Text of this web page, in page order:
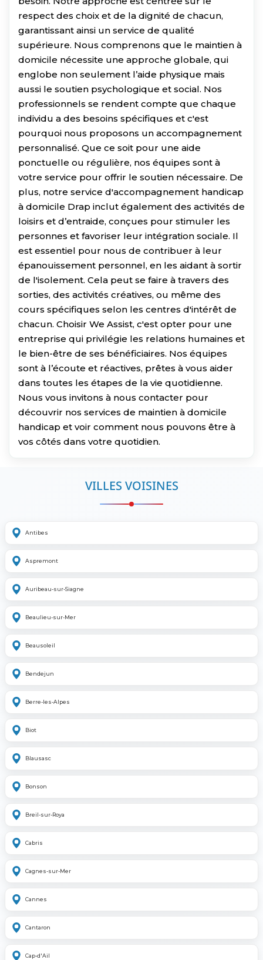
respect des choix et de la dignité de chacun,
garantissant ainsi un service de qualité
supérieure. Nous comprenons que le maintien à
domicile nécessite une approche globale, qui
englobe non seulement l’aide physique mais
aussi le soutien psychologique et social. Nos
professionnels se rendent compte que chaque
individu a des besoins spécifiques et c'est
pourquoi nous proposons un accompagnement
personnalisé. Que ce soit pour une aide
ponctuelle ou régulière, nos équipes sont à
votre service pour offrir le soutien nécessaire. De
plus, notre service d'accompagnement handicap
à domicile Drap inclut également des activités de
loisirs et d’entraide, conçues pour stimuler les
personnes et favoriser leur intégration sociale. Il
est essentiel pour nous de contribuer à leur
épanouissement personnel, en les aidant à sortir
de l'isolement. Cela peut se faire à travers des
sorties, des activités créatives, ou même des
cours spécifiques selon les centres d'intérêt de
chacun. Choisir We Assist, c'est opter pour une
entreprise qui privilégie les relations humaines et
le bien-être de ses bénéficiaires. Nos équipes
sont à l’écoute et réactives, prêtes à vous aider
dans toutes les étapes de la vie quotidienne.
Nous vous invitons à nous contacter pour
découvrir nos services de maintien à domicile
handicap et voir comment nous pouvons être à
vos côtés dans votre quotidien.
VILLES VOISINES
Antibes
Aspremont
Auribeau-sur-Siagne
Beaulieu-sur-Mer
Beausoleil
Bendejun
Berre-les-Alpes
Biot
Blausasc
Bonson
Breil-sur-Roya
Cabris
Cagnes-sur-Mer
Cannes
Cantaron
Cap-d'Ail